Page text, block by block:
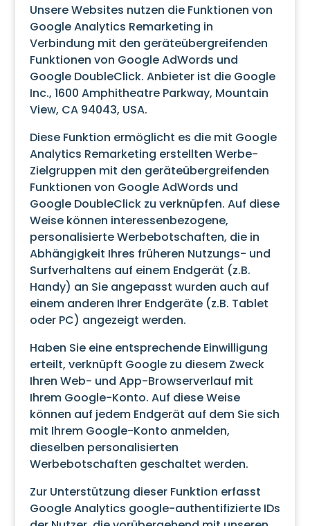
Unsere Websites nutzen die Funktionen von
Google Analytics Remarketing in
Verbindung mit den geräteübergreifenden
Funktionen von Google AdWords und
Google DoubleClick. Anbieter ist die Google
Inc., 1600 Amphitheatre Parkway, Mountain
View, CA 94043, USA.
Diese Funktion ermöglicht es die mit Google
Analytics Remarketing erstellten Werbe-
Zielgruppen mit den geräteübergreifenden
Funktionen von Google AdWords und
Google DoubleClick zu verknüpfen. Auf diese
Weise können interessenbezogene,
personalisierte Werbebotschaften, die in
Abhängigkeit Ihres früheren Nutzungs- und
Surfverhaltens auf einem Endgerät (z.B.
Handy) an Sie angepasst wurden auch auf
einem anderen Ihrer Endgeräte (z.B. Tablet
oder PC) angezeigt werden.
Haben Sie eine entsprechende Einwilligung
erteilt, verknüpft Google zu diesem Zweck
Ihren Web- und App-Browserverlauf mit
Ihrem Google-Konto. Auf diese Weise
können auf jedem Endgerät auf dem Sie sich
mit Ihrem Google-Konto anmelden,
dieselben personalisierten
Werbebotschaften geschaltet werden.
Zur Unterstützung dieser Funktion erfasst
Google Analytics google-authentifizierte IDs